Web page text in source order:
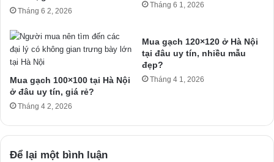
Tháng 6 2, 2026
Tháng 6 1, 2026
Mua gạch 100×100 tại Hà Nội
ở đâu uy tín, giá rẻ?
Tháng 4 2, 2026
Mua gạch 120×120 ở Hà Nội
tại đâu uy tín, nhiều mẫu
đẹp?
Tháng 4 1, 2026
Để lại một bình luận